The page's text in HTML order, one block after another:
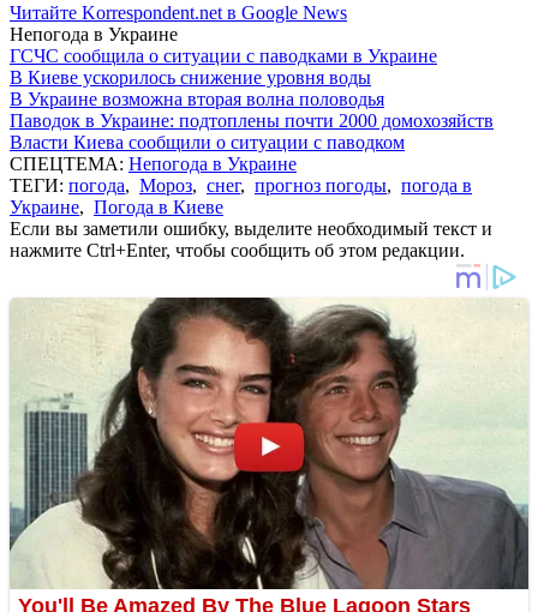
Читайте Korrespondent.net в Google News
Непогода в Украине
ГСЧС сообщила о ситуации с паводками в Украине
В Киеве ускорилось снижение уровня воды
В Украине возможна вторая волна половодья
Паводок в Украине: подтоплены почти 2000 домохозяйств
Власти Киева сообщили о ситуации с паводком
СПЕЦТЕМА: Непогода в Украине
ТЕГИ: погода, Мороз, снег, прогноз погоды, погода в
Украине, Погода в Киеве
Если вы заметили ошибку, выделите необходимый текст и
нажмите Ctrl+Enter, чтобы сообщить об этом редакции.